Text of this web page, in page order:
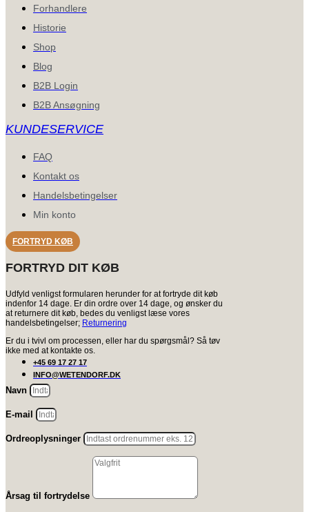
Forhandlere
Historie
Shop
Blog
B2B Login
B2B Ansøgning
KUNDESERVICE
FAQ
Kontakt os
Handelsbetingelser
Min konto
FORTRYD KØB
FORTRYD DIT KØB
Udfyld venligst formularen herunder for at fortryde dit køb
indenfor 14 dage. Er din ordre over 14 dage, og ønsker du
at returnere dit køb, bedes du venligst læse vores
handelsbetingelser; Returnering
Er du i tvivl om processen, eller har du spørgsmål? Så tøv
ikke med at kontakte os.
+45 69 17 27 17
INFO@WETENDORF.DK
Navn
E-mail
Ordreoplysninger
Årsag til fortrydelse